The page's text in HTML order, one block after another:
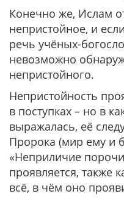
Конечно же, Ислам
непристойное, и
речь учёных-
невозможно
непристойного.
Непристойность
в поступках – но в
выражалась, её
Пророка (мир ему и
«Неприличие
проявляется, также
всё, в чём оно